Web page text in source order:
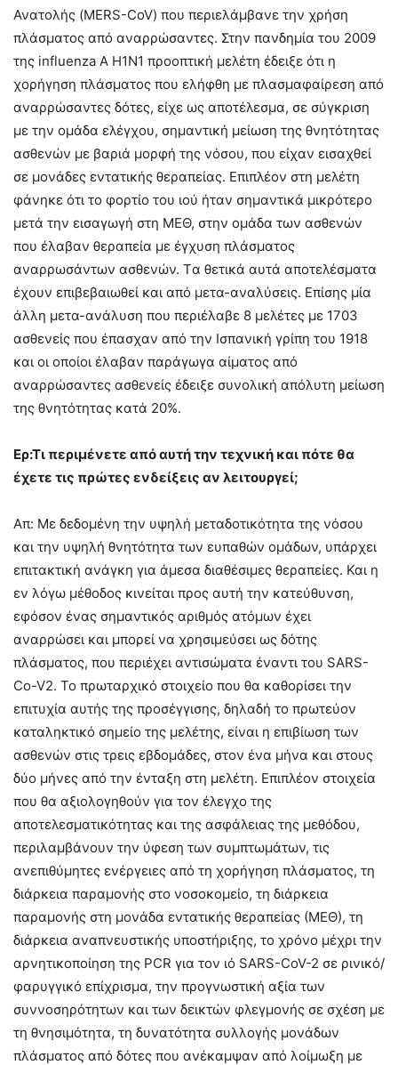
Ανατολής (MERS-CoV) που περιελάμβανε την χρήση
πλάσματος από αναρρώσαντες. Στην πανδημία του 2009
της influenza A H1N1 προοπτική μελέτη έδειξε ότι η
χορήγηση πλάσματος που ελήφθη με πλασμαφαίρεση από
αναρρώσαντες δότες, είχε ως αποτέλεσμα, σε σύγκριση
με την ομάδα ελέγχου, σημαντική μείωση της θνητότητας
ασθενών με βαριά μορφή της νόσου, που είχαν εισαχθεί
σε μονάδες εντατικής θεραπείας. Επιπλέον στη μελέτη
φάνηκε ότι το φορτίο του ιού ήταν σημαντικά μικρότερο
μετά την εισαγωγή στη ΜΕΘ, στην ομάδα των ασθενών
που έλαβαν θεραπεία με έγχυση πλάσματος
αναρρωσάντων ασθενών. Tα θετικά αυτά αποτελέσματα
έχουν επιβεβαιωθεί και από μετα-αναλύσεις. Επίσης μία
άλλη μετα-ανάλυση που περιέλαβε 8 μελέτες με 1703
ασθενείς που έπασχαν από την Ισπανική γρίπη του 1918
και οι οποίοι έλαβαν παράγωγα αίματος από
αναρρώσαντες ασθενείς έδειξε συνολική απόλυτη μείωση
της θνητότητας κατά 20%.
Ερ:Τι περιμένετε από αυτή την τεχνική και πότε θα
έχετε τις πρώτες ενδείξεις αν λειτουργεί;
Απ: Με δεδομένη την υψηλή μεταδοτικότητα της νόσου
και την υψηλή θνητότητα των ευπαθών ομάδων, υπάρχει
επιτακτική ανάγκη για άμεσα διαθέσιμες θεραπείες. Και η
εν λόγω μέθοδος κινείται προς αυτή την κατεύθυνση,
εφόσον ένας σημαντικός αριθμός ατόμων έχει
αναρρώσει και μπορεί να χρησιμεύσει ως δότης
πλάσματος, που περιέχει αντισώματα έναντι του SARS-
Co-V2. Το πρωταρχικό στοιχείο που θα καθορίσει την
επιτυχία αυτής της προσέγγισης, δηλαδή το πρωτεύον
καταληκτικό σημείο της μελέτης, είναι η επιβίωση των
ασθενών στις τρεις εβδομάδες, στον ένα μήνα και στους
δύο μήνες από την ένταξη στη μελέτη. Επιπλέον στοιχεία
που θα αξιολογηθούν για τον έλεγχο της
αποτελεσματικότητας και της ασφάλειας της μεθόδου,
περιλαμβάνουν την ύφεση των συμπτωμάτων, τις
ανεπιθύμητες ενέργειες από τη χορήγηση πλάσματος, τη
διάρκεια παραμονής στο νοσοκομείο, τη διάρκεια
παραμονής στη μονάδα εντατικής θεραπείας (ΜΕΘ), τη
διάρκεια αναπνευστικής υποστήριξης, το χρόνο μέχρι την
αρνητικοποίηση της PCR για τον ιό SARS-CoV-2 σε ρινικό/
φαρυγγικό επίχρισμα, την προγνωστική αξία των
συννοσηρότητων και των δεικτών φλεγμονής σε σχέση με
τη θνησιμότητα, τη δυνατότητα συλλογής μονάδων
πλάσματος από δότες που ανέκαμψαν από λοίμωξη με